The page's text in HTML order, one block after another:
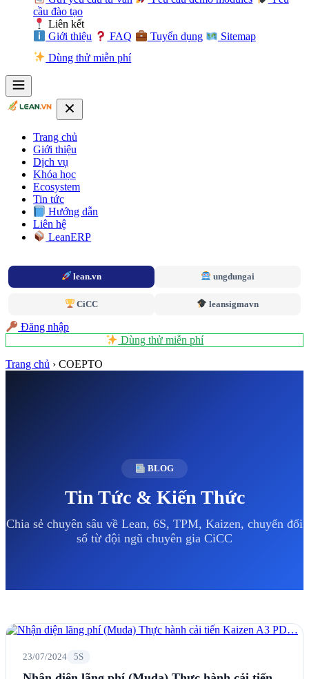
cầu đào tạo
Liên kết
Giới thiệu
FAQ Tuyển dụng
Sitemap
Dùng thử miễn phí
Trang chủ
Giới thiệu
Dịch vụ
Khóa học
Ecosystem
Tin tức
Hướng dẫn
Liên hệ
LeanERP
lean.vn ungdungai
CiCC leansigmavn
Đăng nhập
Dùng thử miễn phí
Trang chủ › COEPTO
BLOG
Tin Tức & Kiến Thức
Chia sẻ chuyên sâu về Lean, 6S, TPM, Kaizen, chuyển đổi
số từ đội ngũ chuyên gia CiCC
23/07/2024 5S